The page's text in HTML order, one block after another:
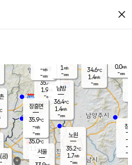
close
양주
35.4℃
1.9
-mm
34.6℃
1.4m/s
-mm
창
-
-m/
-
0.0m/s
-mm
은평
35.0℃
m/s
- mm
노원
35.2℃
1.7m/s
-mm
남방
36.4℃
1.4m/s
-mm
장흥면
35.9℃
-m/s
-mm
-m/s
-mm
공)
서울
1 m/s
-mm